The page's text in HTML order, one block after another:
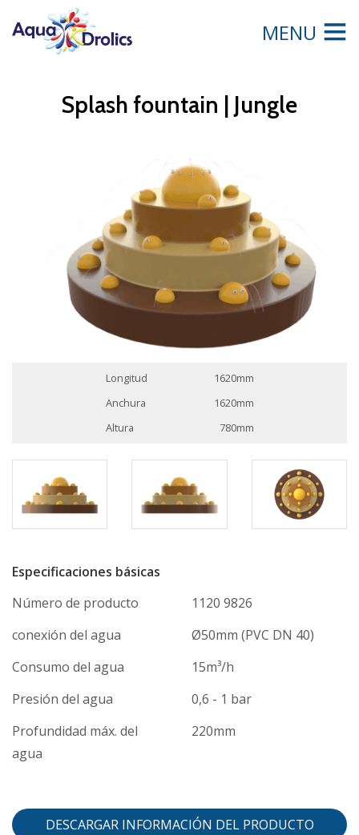
MENU
Splash fountain | Jungle
Longitud
1620mm
Anchura
1620mm
Altura
780mm
Especificaciones básicas
Número de producto
1120 9826
conexión del agua
Ø50mm (PVC DN 40)
Consumo del agua
15m³/h
Presión del agua
0,6 - 1 bar
Profundidad máx. del
agua
220mm
DESCARGAR INFORMACIÓN DEL PRODUCTO